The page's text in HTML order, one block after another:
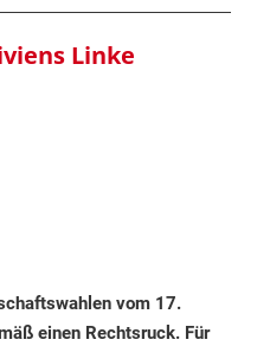
Linke
vom 17.
einen Rechtsruck. Für